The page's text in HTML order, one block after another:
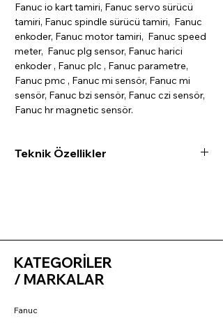
Fanuc io kart tamiri, Fanuc servo sürücü
tamiri, Fanuc spindle sürücü tamiri, Fanuc
enkoder, Fanuc motor tamiri, Fanuc speed
meter, Fanuc plg sensor, Fanuc harici
enkoder , Fanuc plc , Fanuc parametre,
Fanuc pmc , Fanuc mi sensör, Fanuc mi
sensör, Fanuc bzi sensör, Fanuc czi sensör,
Fanuc hr magnetic sensör.
Teknik Özellikler
Darbe Sayısı: Devir başına 360 darbe
Şaft Çapı: 10 mm
Gövde Çapı: 40 mm
Kablo Uzunluğu: 1 metre
Menşei: Güney Kore
KATEGORİLER
/ MARKALAR
Fanuc